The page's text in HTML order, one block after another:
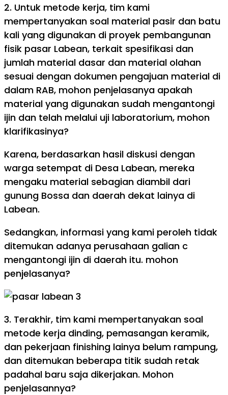
2. Untuk metode kerja, tim kami
mempertanyakan soal material pasir dan batu
kali yang digunakan di proyek pembangunan
fisik pasar Labean, terkait spesifikasi dan
jumlah material dasar dan material olahan
sesuai dengan dokumen pengajuan material di
dalam RAB, mohon penjelasanya apakah
material yang digunakan sudah mengantongi
ijin dan telah melalui uji laboratorium, mohon
klarifikasinya?
Karena, berdasarkan hasil diskusi dengan
warga setempat di Desa Labean, mereka
mengaku material sebagian diambil dari
gunung Bossa dan daerah dekat lainya di
Labean.
Sedangkan, informasi yang kami peroleh tidak
ditemukan adanya perusahaan galian c
mengantongi ijin di daerah itu. mohon
penjelasanya?
3. Terakhir, tim kami mempertanyakan soal
metode kerja dinding, pemasangan keramik,
dan pekerjaan finishing lainya belum rampung,
dan ditemukan beberapa titik sudah retak
padahal baru saja dikerjakan. Mohon
penjelasannya?